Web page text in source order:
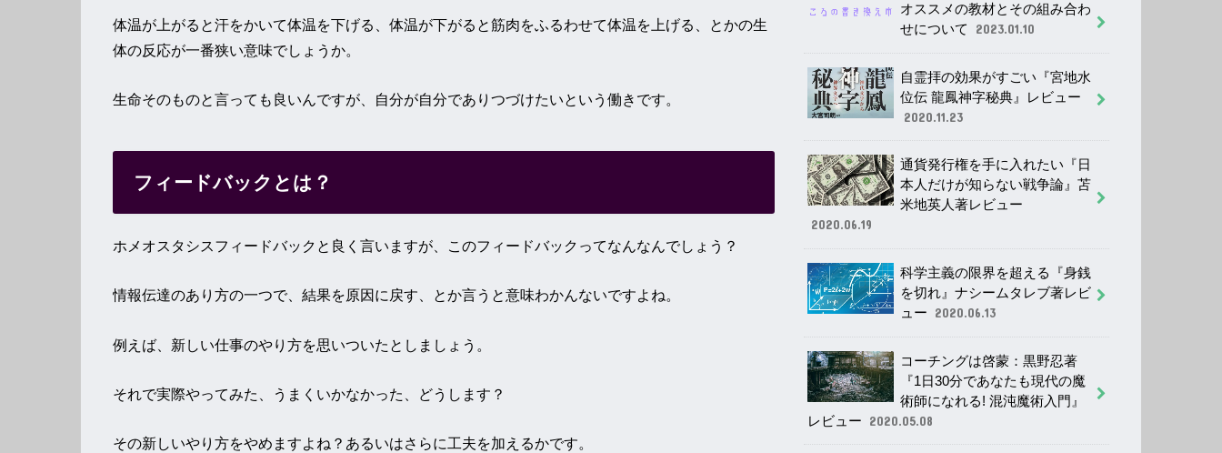
体温が上がると汗をかいて体温を下げる、体温が下がると筋肉をふるわせて体温を上げる、とかの生
体の反応が一番狭い意味でしょうか。
生命そのものと言っても良いんですが、自分が自分でありつづけたいという働きです。
フィードバックとは？
ホメオスタシスフィードバックと良く言いますが、このフィードバックってなんなんでしょう？
情報伝達のあり方の一つで、結果を原因に戻す、とか言うと意味わかんないですよね。
例えば、新しい仕事のやり方を思いついたとしましょう。
それで実際やってみた、うまくいかなかった、どうします？
その新しいやり方をやめますよね？あるいはさらに工夫を加えるかです。
オススメの教材とその組み合わ
せについて
2023.01.10
自霊拝の効果がすごい『宮地水
位伝 龍鳳神字秘典』レビュー
2020.11.23
通貨発行権を手に入れたい『日
本人だけが知らない戦争論』苫
米地英人著レビュー
2020.06.19
科学主義の限界を超える『身銭
を切れ』ナシームタレブ著レビ
ュー
2020.06.13
コーチングは啓蒙：黒野忍著
『1日30分であなたも現代の魔
術師になれる! 混沌魔術入門』
レビュー
2020.05.08